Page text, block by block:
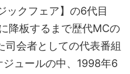
ックフェア】の6代目
降板するまで歴代MCの
司会者としての代表番組
ュールの中、1998年6